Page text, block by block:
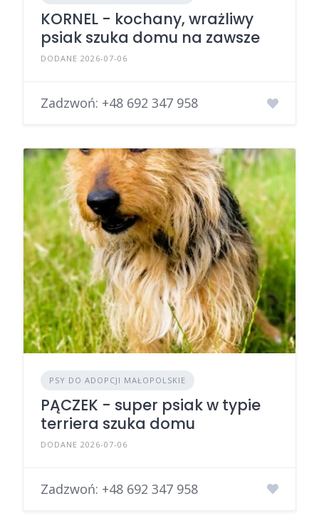
KORNEL - kochany, wrażliwy
psiak szuka domu na zawsze
DODANE 2026-07-06
Zadzwoń: +48 692 347 958
PSY DO ADOPCJI MAŁOPOLSKIE
PĄCZEK - super psiak w typie
terriera szuka domu
DODANE 2026-07-06
Zadzwoń: +48 692 347 958